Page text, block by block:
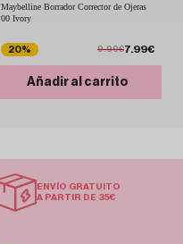
Maybelline Borrador Corrector de Ojeras
00 Ivory
20% 9.99€7.99€
Añadir al carrito
ENVÍO GRATUITO
A PARTIR DE 35€